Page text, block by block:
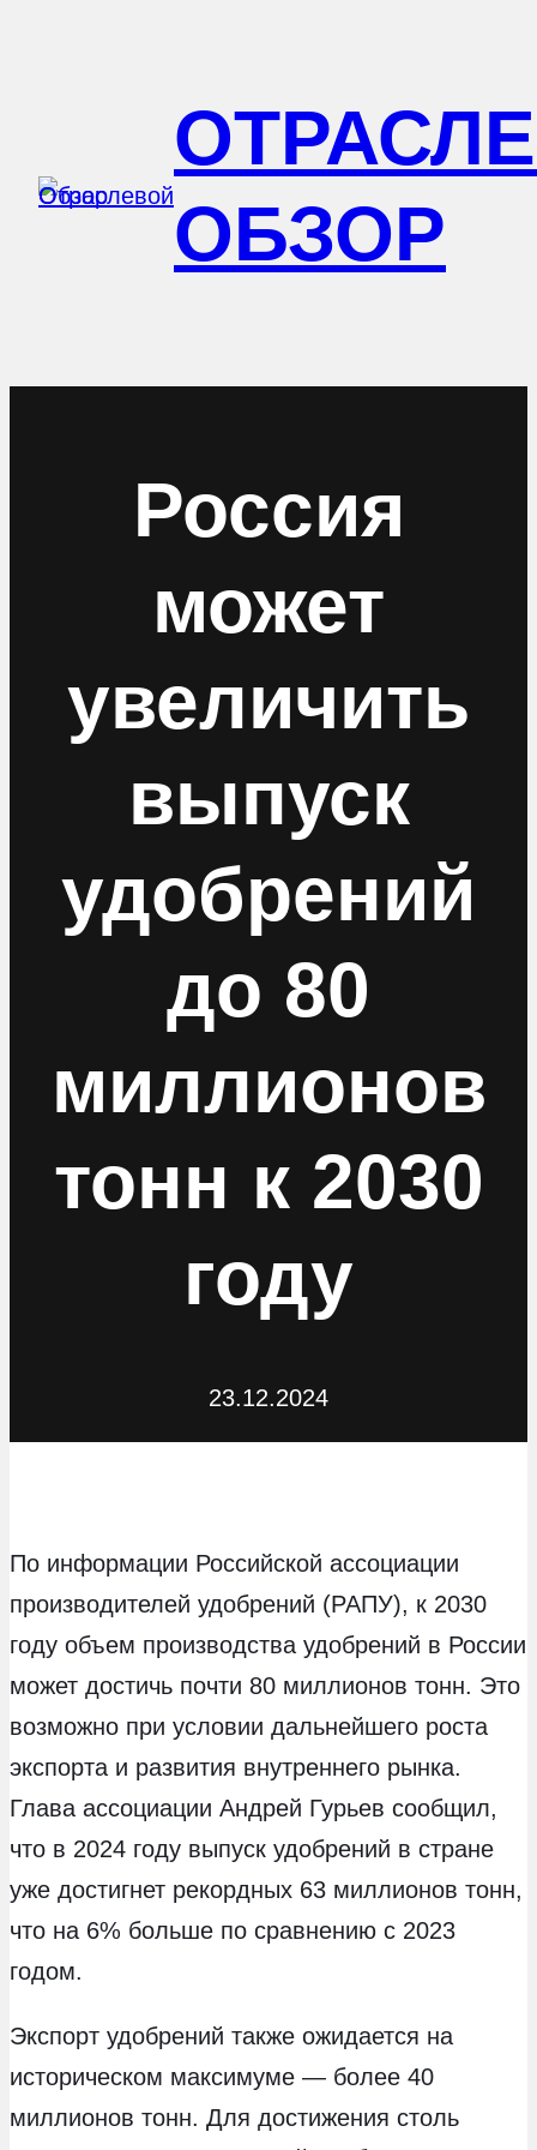
ОБЗОР
Россия
может
увеличить
выпуск
удобрений
до 80
миллионов
тонн к 2030
году
23.12.2024
По информации Российской ассоциации
производителей удобрений (РАПУ), к 2030
году объем производства удобрений в России
может достичь почти 80 миллионов тонн. Это
возможно при условии дальнейшего роста
экспорта и развития внутреннего рынка.
Глава ассоциации Андрей Гурьев сообщил,
что в 2024 году выпуск удобрений в стране
уже достигнет рекордных 63 миллионов тонн,
что на 6% больше по сравнению с 2023
годом.
Экспорт удобрений также ожидается на
историческом максимуме — более 40
миллионов тонн. Для достижения столь